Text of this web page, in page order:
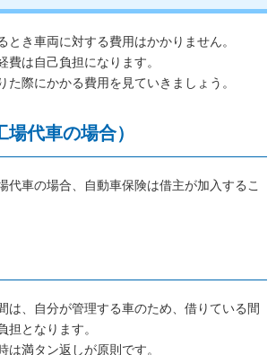
とき車両に対する費用はかかりません。
費は自己負担になります。
た際にかかる費用を見ていきましょう。
代車の場合）
代車の場合、自動車保険は借主が加入するこ
は、自分が管理する車のため、借りている間
担となります。
は満タン返しが原則です。